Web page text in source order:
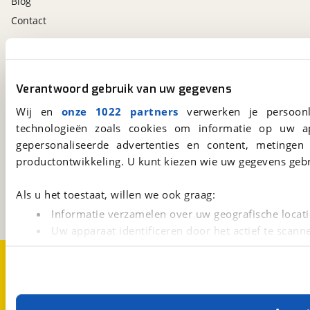
Verantwoord gebruik van uw gegevens
Wij en onze 1022 partners verwerken je
technologieën zoals cookies om informatie op
gepersonaliseerde advertenties en content,
productontwikkeling. U kunt kiezen wie uw gegevens
Als u het toestaat, willen we ook graag:
Informatie verzamelen over uw geografische
Uw apparaat identificeren door het actief te
Lees meer over hoe uw persoonlijke gegevens worden
Met cookies en vergelijkbare technieken zorgen we
Contact
viaBOVAG.nl
15
Een initiatief van
BOVAG
viaBOVAG.nl app
Altijd het meest recente aanbod bij de hand.